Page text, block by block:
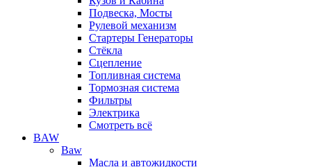
Подвеска, Мосты
Рулевой механизм
Стартеры Генераторы
Стёкла
Сцепление
Топливная система
Тормозная система
Фильтры
Электрика
Смотреть всё
BAW
Baw
Масла и автожидкости